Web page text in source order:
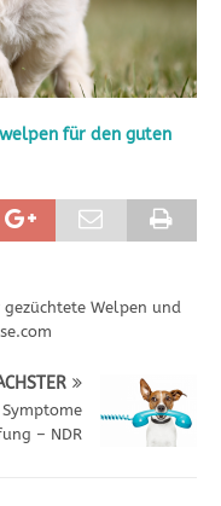
für den guten
Welpen und
– NDR